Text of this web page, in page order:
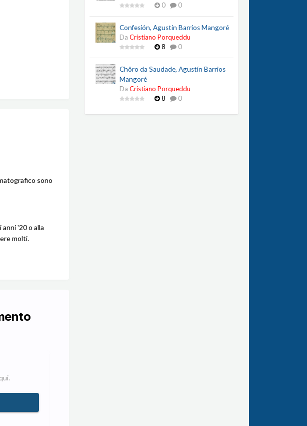
sono
'20 o alla
molti.
0
0
Confesión, Agustín Barrios Mangoré
Da Cristiano Porqueddu
8
0
Chôro da Saudade, Agustín Barrios
Mangoré
Da Cristiano Porqueddu
8
0